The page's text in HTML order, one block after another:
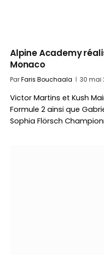
Alpine Academy
Monaco
ParFaris Bouchaala 30 mai
Victor Martins et Kush
Formule 2 ainsi que
Sophia Flörsch